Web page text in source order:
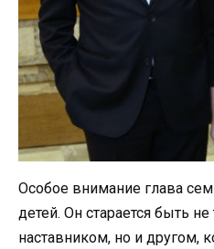
Особое внимание глава
детей. Он старается быть
наставником, но и другом,